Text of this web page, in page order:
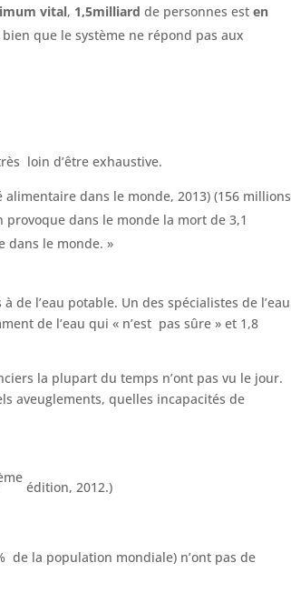
vital, 1,5milliard de personnes esten
que le système ne répond pas aux
loin d’être exhaustive.
dans le monde, 2013) (156 millions
dans le monde la mort de 3,1
dans le monde. »
de l’eau potable. Un des spécialistes de l’eau
de l’eau qui « n’est pas sûre » et 1,8
la plupart du temps n’ont pas vu le jour.
aveuglements, quelles incapacités de
édition, 2012.)
de la population mondiale) n’ont pas de